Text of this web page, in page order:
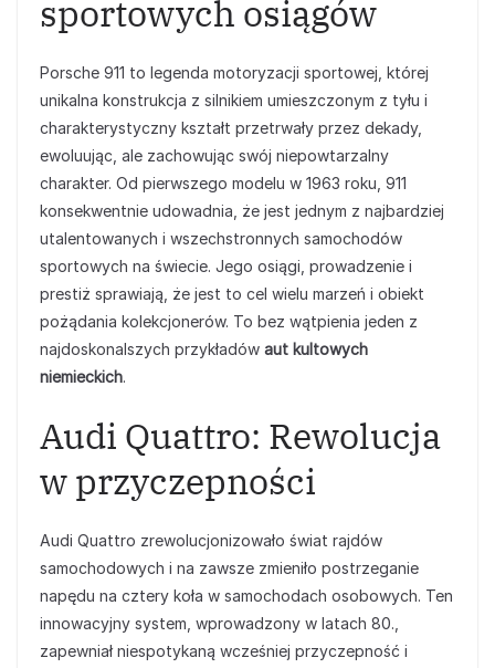
sportowych osiągów
Porsche 911 to legenda motoryzacji sportowej, której
unikalna konstrukcja z silnikiem umieszczonym z tyłu i
charakterystyczny kształt przetrwały przez dekady,
ewoluując, ale zachowując swój niepowtarzalny
charakter. Od pierwszego modelu w 1963 roku, 911
konsekwentnie udowadnia, że jest jednym z najbardziej
utalentowanych i wszechstronnych samochodów
sportowych na świecie. Jego osiągi, prowadzenie i
prestiż sprawiają, że jest to cel wielu marzeń i obiekt
pożądania kolekcjonerów. To bez wątpienia jeden z
najdoskonalszych przykładów aut kultowych
niemieckich.
Audi Quattro: Rewolucja
w przyczepności
Audi Quattro zrewolucjonizowało świat rajdów
samochodowych i na zawsze zmieniło postrzeganie
napędu na cztery koła w samochodach osobowych. Ten
innowacyjny system, wprowadzony w latach 80.,
zapewniał niespotykaną wcześniej przyczepność i